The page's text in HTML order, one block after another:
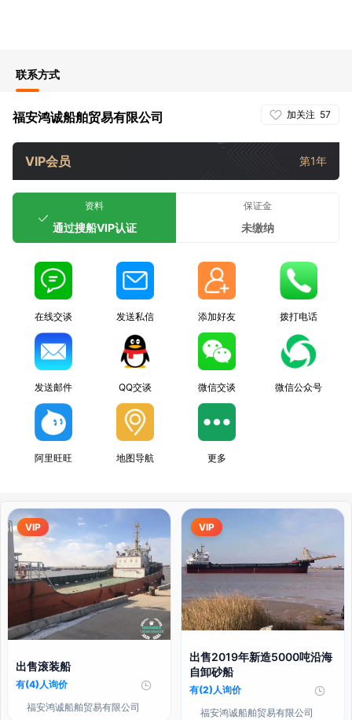
联系方式
加关注 57
福安鸿诚船舶贸易有限公司
VIP会员 第1年
资料
通过搜船VIP认证
保证金
未缴纳
在线交谈 发送私信 添加好友 拨打电话
发送邮件 QQ交谈 微信交谈 微信公众号
阿里旺旺 地图导航 更多
VIP
出售滚装船
有(4)人询价
福安鸿诚船舶贸易有限公司
VIP
出售2019年新造5000吨沿海
自卸砂船
有(2)人询价
福安鸿诚船舶贸易有限公司